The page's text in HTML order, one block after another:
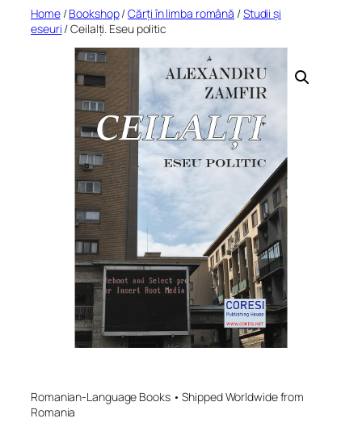
Home/Bookshop/Cărți în limba română /Studii și
eseuri / Ceilalți. Eseu politic
Romanian-Language Books • Shipped Worldwide from
Romania